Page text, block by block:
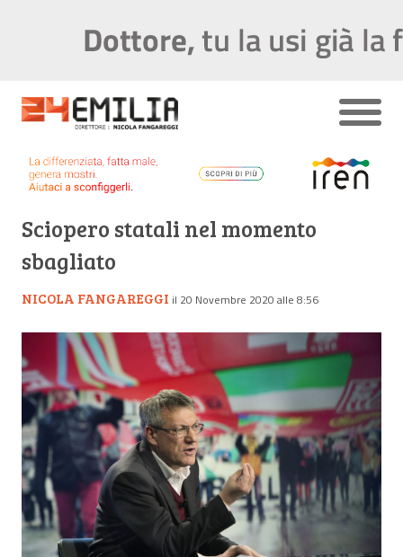
Sciopero statali nel momento
sbagliato
NICOLA FANGAREGGI il 20 Novembre 2020 alle 8:56